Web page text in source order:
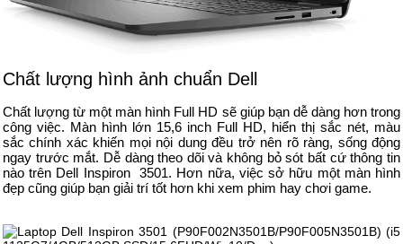
Chất lượng hình ảnh chuẩn Dell
Chất lượng từ một màn hình Full HD sẽ giúp bạn dễ dàng hơn trong
công việc. Màn hình lớn 15,6 inch Full HD, hiển thị sắc nét, màu
sắc chính xác khiến mọi nội dung đều trở nên rõ ràng, sống động
ngay trước mắt. Dễ dàng theo dõi và không bỏ sót bất cứ thông tin
nào trên Dell Inspiron 3501. Hơn nữa, việc sở hữu một màn hình
đẹp cũng giúp bạn giải trí tốt hơn khi xem phim hay chơi game.